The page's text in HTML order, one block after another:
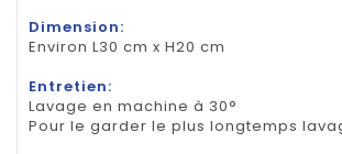
Dimension:
Environ L30 cm x H20 cm
Entretien:
Lavage en machine à 30°
Pour le garder le plus longtemps